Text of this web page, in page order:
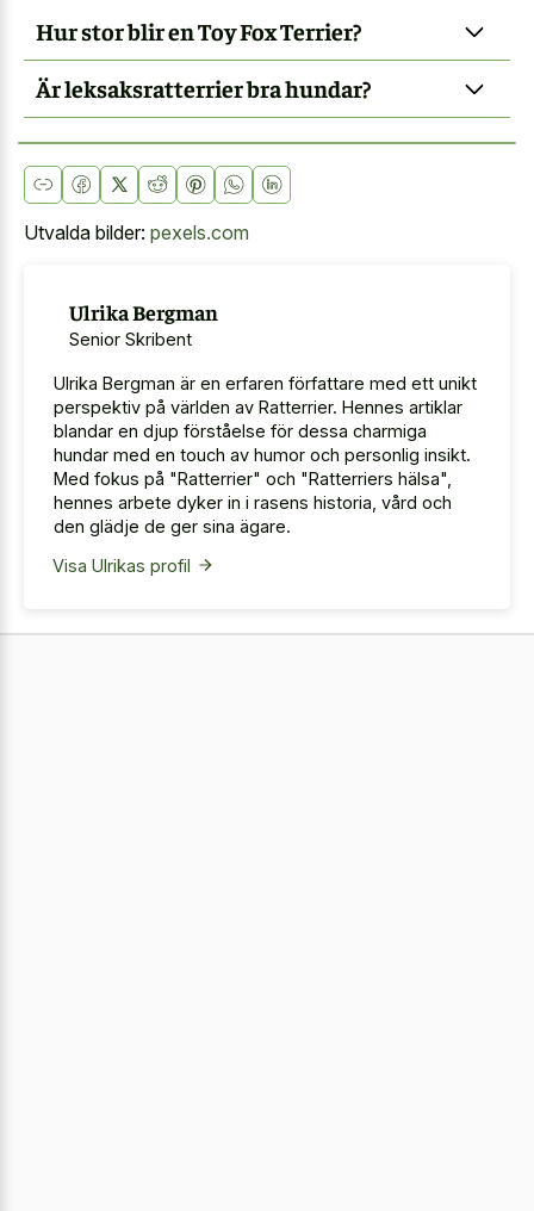
Hur stor blir en Toy Fox Terrier?
Är leksaksratterrier bra hundar?
Utvalda bilder: pexels.com
Ulrika Bergman
Senior Skribent
Ulrika Bergman är en erfaren författare med ett unikt
perspektiv på världen av Ratterrier. Hennes artiklar
blandar en djup förståelse för dessa charmiga
hundar med en touch av humor och personlig insikt.
Med fokus på "Ratterrier" och "Ratterriers hälsa",
hennes arbete dyker in i rasens historia, vård och
den glädje de ger sina ägare.
Visa Ulrikas profil